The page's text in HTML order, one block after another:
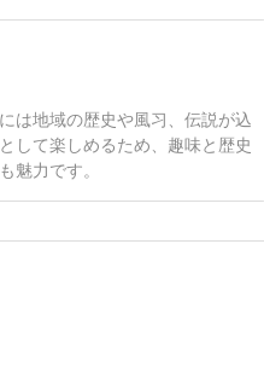
は地域の歴史や風习、伝説が込
して楽しめるため、趣味と歴史
魅力です。